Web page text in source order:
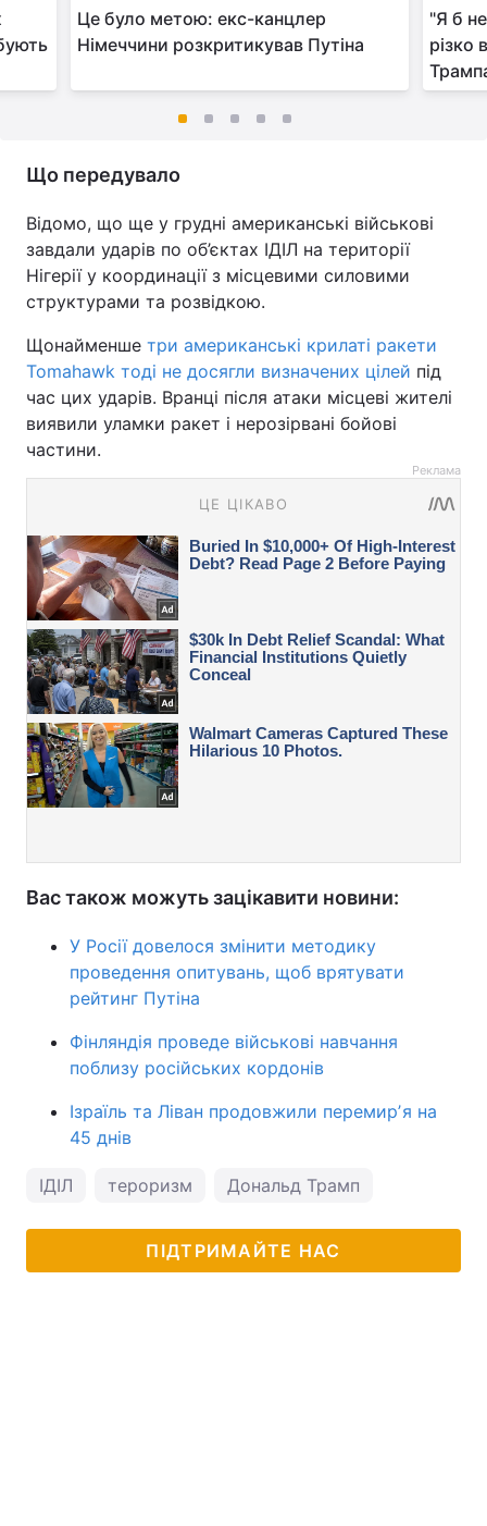
Це було метою: екс-канцлер
Німеччини розкритикував Путіна
"Я б
різко
Що передувало
Відомо, що ще у грудні американські військові
завдали ударів по об’єктах ІДІЛ на території
Нігерії у координації з місцевими силовими
структурами та розвідкою.
Щонайменше три американські крилаті ракети
Tomahawk тоді не досягли визначених цілей під
час цих ударів. Вранці після атаки місцеві жителі
виявили уламки ракет і нерозірвані бойові
частини.
Реклама
Вас також можуть зацікавити новини:
У Росії довелося змінити методику
проведення опитувань, щоб врятувати
рейтинг Путіна
Фінляндія проведе військові навчання
поблизу російських кордонів
Ізраїль та Ліван продовжили перемирʼя на
45 днів
ІДІЛ тероризм Дональд Трамп
ПІДТРИМАЙТЕ НАС